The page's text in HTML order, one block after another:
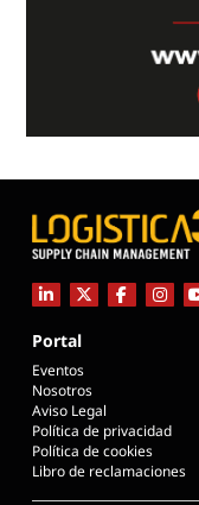
Portal
Eventos
Nosotros
Aviso Legal
Política de privacidad
Política de cookies
Libro de reclamaciones